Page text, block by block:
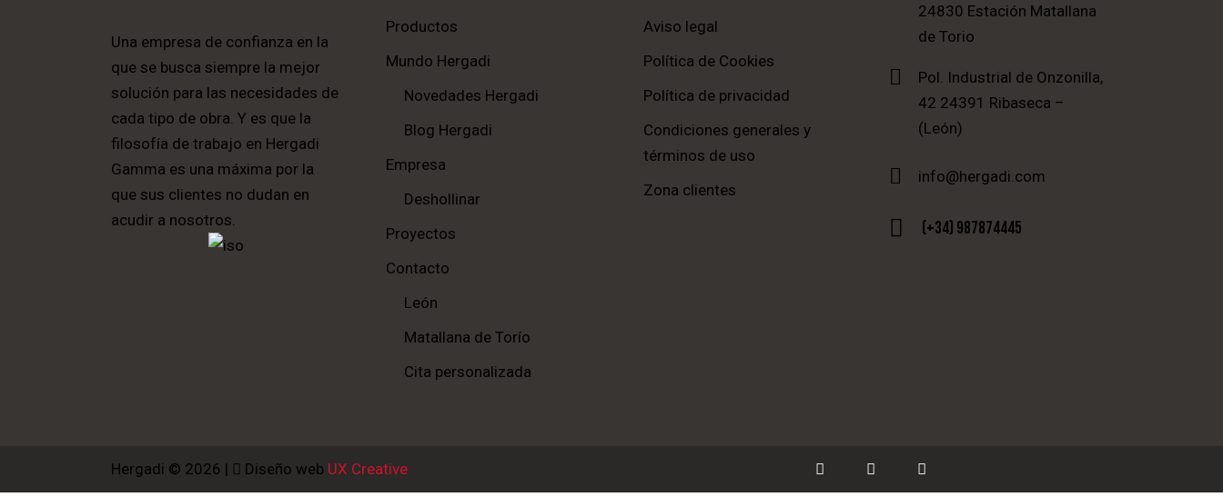
Una empresa de confianza en la
que se busca siempre la mejor
solución para las necesidades de
cada tipo de obra. Y es que la
filosofía de trabajo en Hergadi
Gamma es una máxima por la
que sus clientes no dudan en
acudir a nosotros.
Productos
Mundo Hergadi
Novedades Hergadi
Blog Hergadi
Empresa
Deshollinar
Proyectos
Contacto
León
Matallana de Torío
Cita personalizada
Aviso legal
Política de Cookies
Política de privacidad
Condiciones generales y
términos de uso
Zona clientes
24830 Estación Matallana
de Torio
Pol. Industrial de Onzonilla,
42 24391 Ribaseca –
(León)
info@hergadi.com
(+34) 987874445
Hergadi © 2026 | Diseño web UX Creative facebooktwitter instagram